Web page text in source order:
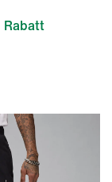
Rabatt